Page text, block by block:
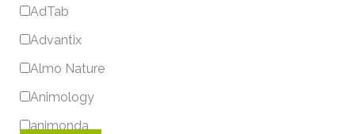
AdTab
Advantix
Almo Nature
Animology
animonda